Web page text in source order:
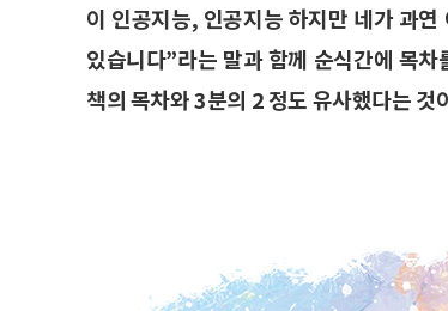
이 인공지능, 인공지능 하지만 네가 과
있습니다”라는 말과 함께 순식간에 목
책의 목차와 3분의 2 정도 유사했다는 것